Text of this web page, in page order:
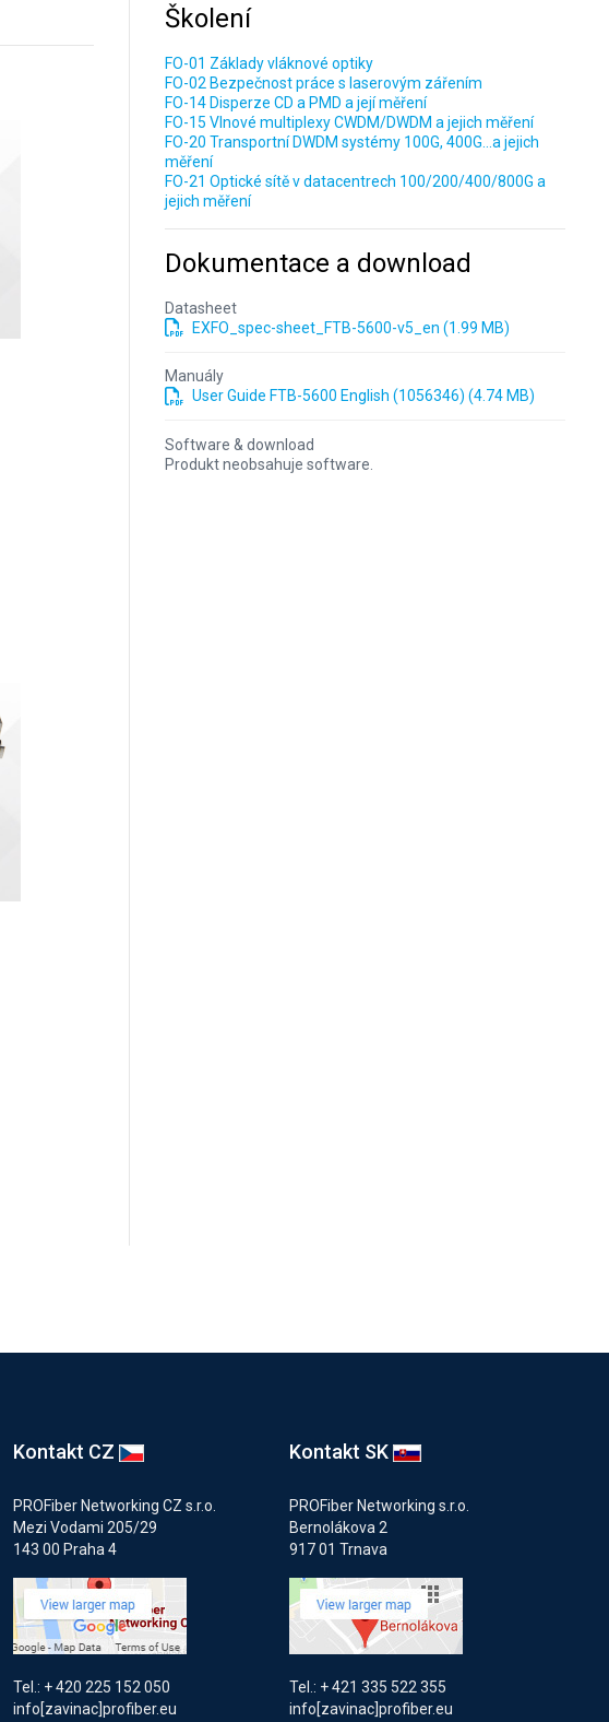
Školení
FO-01 Základy vláknové optiky
FO-02 Bezpečnost práce s laserovým zářením
FO-14 Disperze CD a PMD a její měření
FO-15 Vlnové multiplexy CWDM/DWDM a jejich měření
FO-20 Transportní DWDM systémy 100G, 400G...a jejich
měření
FO-21 Optické sítě v datacentrech 100/200/400/800G a
jejich měření
Dokumentace a download
Datasheet
EXFO_spec-sheet_FTB-5600-v5_en (1.99 MB)
Manuály
User Guide FTB-5600 English (1056346) (4.74 MB)
Software & download
Produkt neobsahuje software.
Kontakt CZ
PROFiber Networking CZ s.r.o.
Mezi Vodami 205/29
143 00 Praha 4
Tel.: + 420 225 152 050
info[zavinac]profiber.eu
Kontakt SK
PROFiber Networking s.r.o.
Bernolákova 2
917 01 Trnava
Tel.: + 421 335 522 355
info[zavinac]profiber.eu